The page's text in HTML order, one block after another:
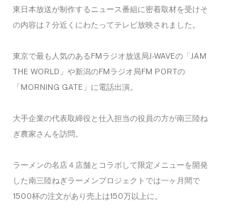
東日本放送が制作するニュース番組に密着取材を受けそ
の内容は７分近くにわたってテレビ放映されました。
東京で最も人気のあるFMラジオ放送局J-WAVEの「JAM
THE WORLD」や新潟のFMラジオ局FM PORTの
「MORNING GATE」に電話出演。
大手企業の代表取締役と仕入担当の役員の方が南三陸ね
ぎ農家さんを訪問。
ラーメンの名店４店舗とコラボして限定メニューを開発
した南三陸ねぎラーメンプロジェクトでは一ヶ月間で
1500杯の注文があり売上は150万以上に。